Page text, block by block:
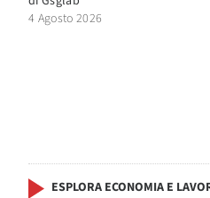
4 Agosto 2026
ESPLORA ECONOMIA E